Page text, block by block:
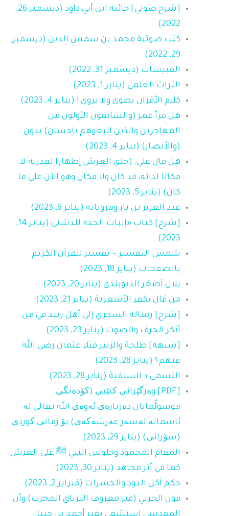
[شرح صوتي] حائية ابن أبي داود (ديسمبر 26,
2022)
كتب صوتية محمد بن شمس الدين (ديسمبر
29, 2022)
القبيسات (ديسمبر 31, 2022)
التراث العلمي (يناير 1, 2023)
كلام الأقران يطوى ولا يروى ! (يناير 4, 2023)
هل قرأ عمر (والسابقون الأولون من
المهاجرين والذين اتبعوهم بإحسان) بدون
(والأنصار) (يناير 4, 2023)
هل قال علي: (خلق العرش إظهارا لقدرته لا
مكانا لذاته، قد ‌كان ‌ولا ‌مكان وهو الآن على ما
كان) (يناير 5, 2023)
عبد العزيز بن باز ومروياته (يناير 6, 2023)
[شرح] كتاب «إثبات الحد» للدشتي (يناير 14,
2023)
شمس التفسير ~ تفسير للقرآن الكريم
بالصفحات (يناير 18, 2023)
بلال أصغر الديوبندي (يناير 20, 2023)
من قال بكفر الأشعرية (يناير 21, 2023)
[شرح] رسالة السجزي إلى أهل زبيد في من
أنكر الحرف والصوت (يناير 23, 2023)
[شبهة] طلحة والزبير قتلا عثمان رضي الله
عنهم؟ (يناير 28, 2023)
التسمي بـ السلفية (يناير 28, 2023)
‎[PDF] وەرگێرانی کتێبی (کۆدەنگی
موسوڵمانان دەربارەی ئەوەی الله تعالى لە
ئاسمانە لەسەر عەرشەکەی) بۆ زمانی کوردی
(سۆرانی) (يناير 29, 2023)
المقام المحمود وجلوس النبي ﷺ على العرش
كما في أثر مجاهد (يناير 30, 2023)
حكم أكل الدود والحشرات (فبراير 2, 2023)
قول الحربي (قبر معروف الترياق المجرب) وأن